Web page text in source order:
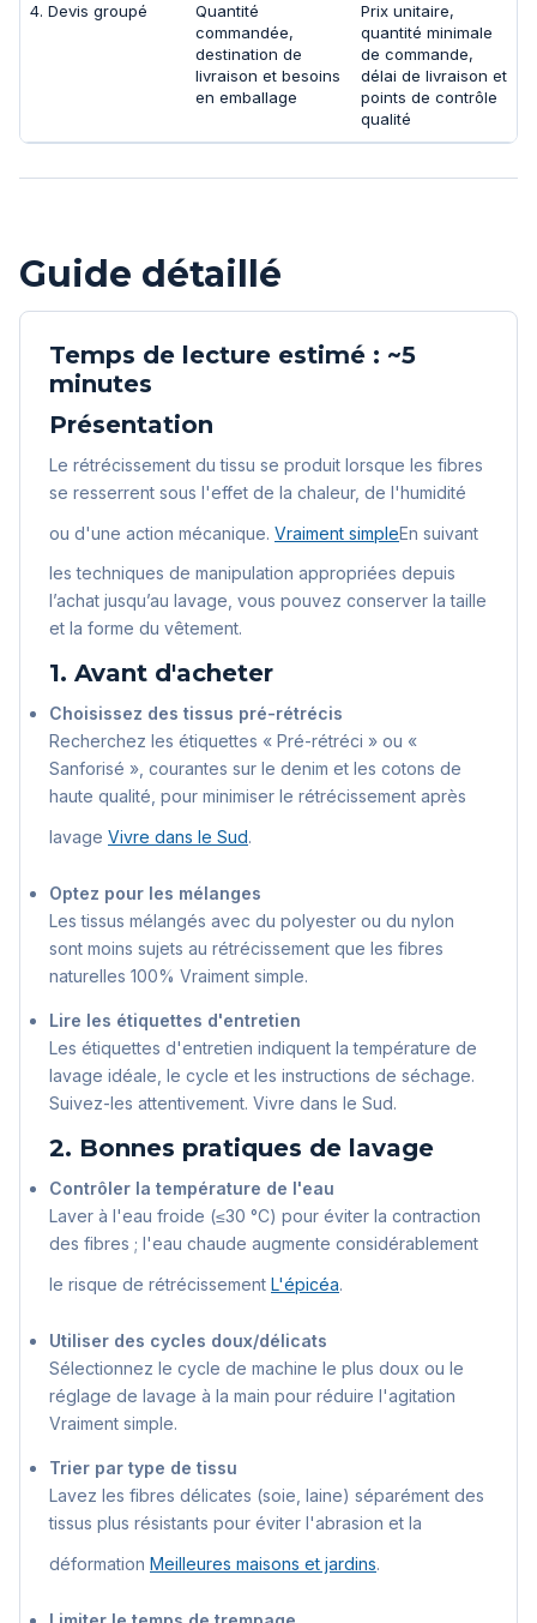
4. Devis groupé
Quantité
commandée,
destination de
livraison et besoins
en emballage
Prix unitaire,
quantité minimale
de commande,
délai de livraison et
points de contrôle
qualité
Guide détaillé
Temps de lecture estimé : ~5
minutes
Présentation
Le rétrécissement du tissu se produit lorsque les fibres
se resserrent sous l'effet de la chaleur, de l'humidité
ou d'une action mécanique. Vraiment simpleEn suivant
les techniques de manipulation appropriées depuis
l’achat jusqu’au lavage, vous pouvez conserver la taille
et la forme du vêtement.
1. Avant d'acheter
Choisissez des tissus pré-rétrécis
Recherchez les étiquettes « Pré-rétréci » ou «
Sanforisé », courantes sur le denim et les cotons de
haute qualité, pour minimiser le rétrécissement après
lavage Vivre dans le Sud.
Optez pour les mélanges
Les tissus mélangés avec du polyester ou du nylon
sont moins sujets au rétrécissement que les fibres
naturelles 100% Vraiment simple.
Lire les étiquettes d'entretien
Les étiquettes d'entretien indiquent la température de
lavage idéale, le cycle et les instructions de séchage.
Suivez-les attentivement. Vivre dans le Sud.
2. Bonnes pratiques de lavage
Contrôler la température de l'eau
Laver à l'eau froide (≤30 °C) pour éviter la contraction
des fibres ; l'eau chaude augmente considérablement
le risque de rétrécissement L'épicéa.
Utiliser des cycles doux/délicats
Sélectionnez le cycle de machine le plus doux ou le
réglage de lavage à la main pour réduire l'agitation
Vraiment simple.
Trier par type de tissu
Lavez les fibres délicates (soie, laine) séparément des
tissus plus résistants pour éviter l'abrasion et la
déformation Meilleures maisons et jardins.